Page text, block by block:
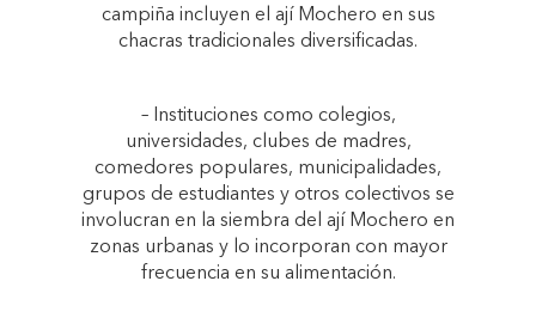
campiña incluyen el ají Mochero en sus
chacras tradicionales diversificadas.
– Instituciones como colegios,
universidades, clubes de madres,
comedores populares, municipalidades,
grupos de estudiantes y otros colectivos se
involucran en la siembra del ají Mochero en
zonas urbanas y lo incorporan con mayor
frecuencia en su alimentación.